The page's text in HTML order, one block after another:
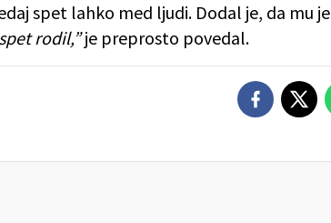
spet lahko med ljudi. Dodal je, da mu je
rodil,”je preprosto povedal.